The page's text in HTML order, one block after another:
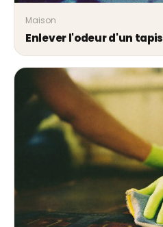
Maison
Enlever l'odeur d'un tapis